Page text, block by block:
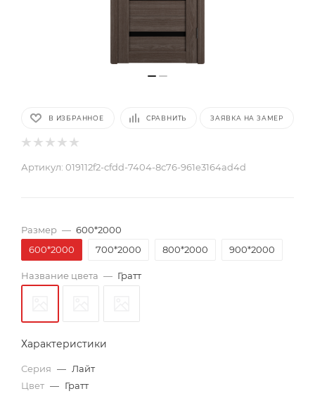
В ИЗБРАННОЕ СРАВНИТЬ ЗАЯВКА НА ЗАМЕР
Артикул: 019112f2-cfdd-7404-8c76-961e3164ad4d
Размер — 600*2000
600*2000
700*2000 800*2000 900*2000
Название цвета — Гратт
Характеристики
Серия — Лайт
Цвет — Гратт